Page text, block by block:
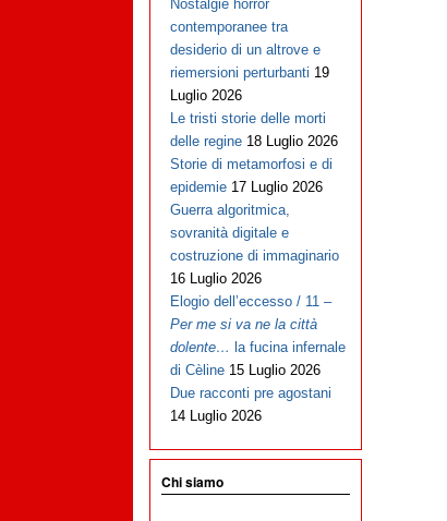
Nostalgie horror
contemporanee tra
desiderio di un altrove e
riemersioni perturbanti 19
Luglio 2026
Le tristi storie delle morti
delle regine 18 Luglio 2026
Storie di metamorfosi e di
epidemie 17 Luglio 2026
Guerra algoritmica,
sovranità digitale e
costruzione di immaginario
16 Luglio 2026
Elogio dell’eccesso / 11 –
Per me si va ne la città
dolente… la fucina infernale
di Cèline 15 Luglio 2026
Due racconti pre agostani
14 Luglio 2026
Chi siamo